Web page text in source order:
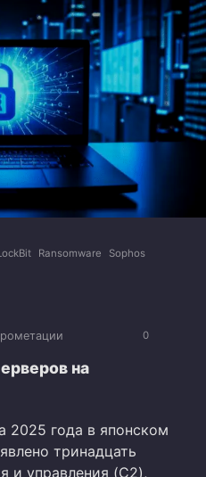
Ransomware Sophos
0
на
2025 года в японском
тринадцать
и управления (C2),